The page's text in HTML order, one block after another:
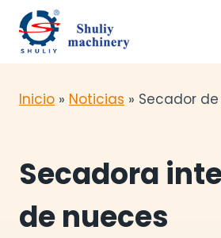
Saltar
contenido
Inicio » Noticias » Secador
Secadora
de nueces